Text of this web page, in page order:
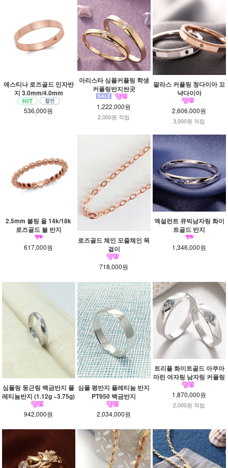
에스티나 로즈골드 민자반
지 3.0mm/4.0mm
536,000원
아리스타 심플커플링 학생
커플링반지싼곳
1,222,000원
2,000원 적립
팔라스 커플링 청다이아 꼬
냑다이아
2,606,000원
3,000원 적립
2.5mm 블링 올 14k/18k
로즈골드 볼 반지
617,000원
로즈골드 체인 모줄체인 목
걸이
718,000원
엑설런트 큐빅남자링 화이
트골드 반지
1,346,000원
심플링 둥근링 백금반지 플
레티늄반지 (1.12g ~3.75g)
942,000원
심플 평반지 플레티늄 반지
PT950 백금반지
2,034,000원
트리플 화이트골드 아쿠아
마린 여자링 남자링 커플링
1,870,000원
2,000원 적립